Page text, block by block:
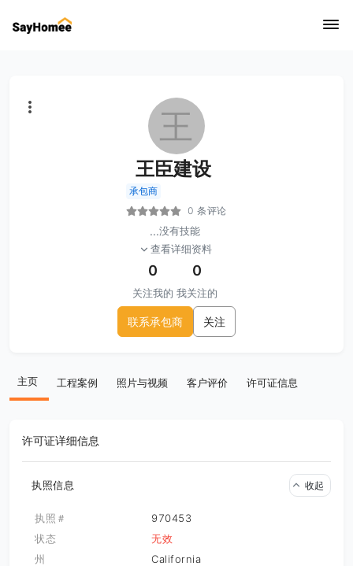
王
王臣建设
承包商
0 条评论
...没有技能
查看详细资料
0
关注我的
0
我关注的
联系承包商 关注
主页 工程案例 照片与视频 客户评价 许可证信息
许可证详细信息
执照信息 收起
执照＃
970453
状态
无效
州
California